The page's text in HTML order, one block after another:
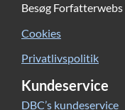
Besøg Forfatterwebs
Cookies
Privatlivspolitik
Kundeservice
DBC’s kundeservice